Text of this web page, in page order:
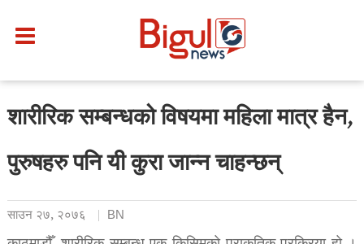
शारीरिक सम्बन्धको विषयमा महिला मात्र हैन,
पुरुषहरु पनि यी कुरा जान्न चाहन्छन्
साउन २७, २०७६ BN